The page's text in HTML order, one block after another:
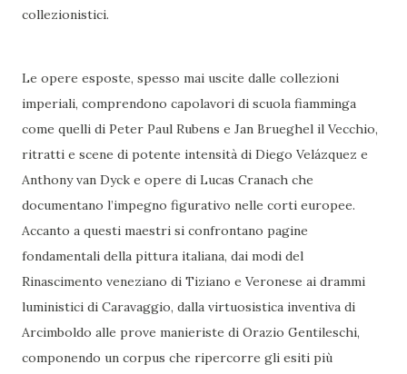
collezionistici.
Le opere esposte, spesso mai uscite dalle collezioni
imperiali, comprendono capolavori di scuola fiamminga
come quelli di Peter Paul Rubens e Jan Brueghel il Vecchio,
ritratti e scene di potente intensità di Diego Velázquez e
Anthony van Dyck e opere di Lucas Cranach che
documentano l’impegno figurativo nelle corti europee.
Accanto a questi maestri si confrontano pagine
fondamentali della pittura italiana, dai modi del
Rinascimento veneziano di Tiziano e Veronese ai drammi
luministici di Caravaggio, dalla virtuosistica inventiva di
Arcimboldo alle prove manieriste di Orazio Gentileschi,
componendo un corpus che ripercorre gli esiti più